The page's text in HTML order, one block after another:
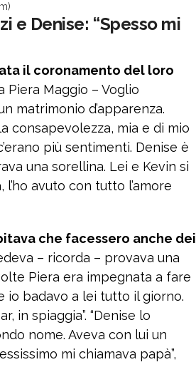
e Denise: “Spesso mi
il coronamento del loro
Piera Maggio – Voglio
matrimonio d’apparenza.
consapevolezza, mia e di mio
più sentimenti. Denise è
una sorellina. Lei e Kevin si
avuto con tutto l’amore
che facessero anche dei
– ricorda – provava una
Piera era impegnata a fare
io badavo a lei tutto il giorno.
in spiaggia”. “Denise lo
nome. Aveva con lui un
mi chiamava papà”,